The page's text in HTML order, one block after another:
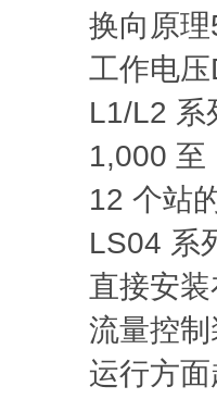
换向原
工作电
L1/L2 系
1,000 至
12 个站
LS04 系
直接安
流量控
运行方